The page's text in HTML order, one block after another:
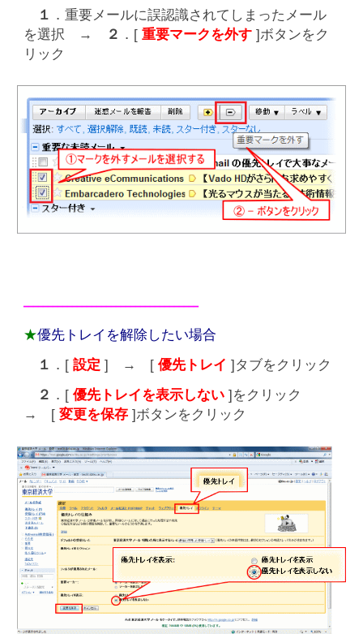
１ ．重要メールに誤認識されてしまったメール
を選択 →
２ ．[重要マークを外す ]ボタンをク
リック
━━━━━━━━━━━━━━━━━━━━━━━━━━━━━━━━━━━━
★優先トレイを解除したい場合
１ ．[設定 ] → [優先トレイ ]タブをクリック
２ ．[優先トレイを表示しない ]をクリック
→ [変更を保存 ]ボタンをクリック